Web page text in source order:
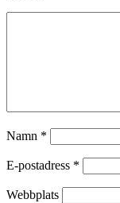
Namn *
E-postadress *
Webbplats